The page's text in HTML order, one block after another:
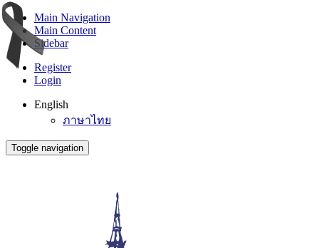
Main Navigation
Main Content
Sidebar
Register
Login
English
ภาษาไทย
Toggle navigation